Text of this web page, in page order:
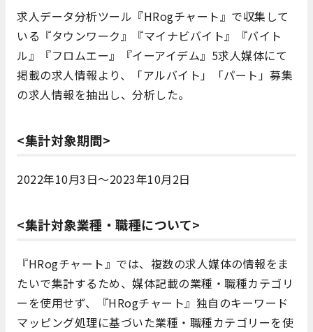
求人データ分析ツール『HRogチャート』で収集して
いる『タウンワーク』『マイナビバイト』『バイト
ル』『フロムエー』『イーアイデム』5求人媒体にて
掲載の求人情報より、「アルバイト」「パート」募集
の求人情報を抽出し、分析した。
<集計対象期間>
2022年10月3日～2023年10月2日
<集計対象業種・職種について>
『HRogチャート』では、複数の求人媒体の情報をま
たいで集計するため、媒体記載の業種・職種カテゴリ
ーを使用せず、『HRogチャート』独自のキーワード
マッピング処理に基づいた業種・職種カテゴリーを使